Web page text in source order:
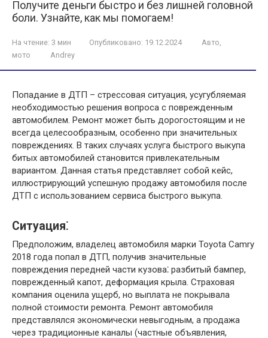
Получите деньги быстро и без лишней головной
боли. Узнайте, как мы помогаем!
На чтение: 3 мин Опубликовано: 19.12.2024
Авто,
мото
Andrey
Попадание в ДТП – стрессовая ситуация, усугубляемая
необходимостью решения вопроса с поврежденным
автомобилем. Ремонт может быть дорогостоящим и не
всегда целесообразным, особенно при значительных
повреждениях. В таких случаях услуга быстрого выкупа
битых автомобилей становится привлекательным
вариантом. Данная статья представляет собой кейс,
иллюстрирующий успешную продажу автомобиля после
ДТП с использованием сервиса быстрого выкупа.
Ситуация⁚
Предположим, владелец автомобиля марки Toyota Camry
2018 года попал в ДТП, получив значительные
повреждения передней части кузова⁚ разбитый бампер,
поврежденный капот, деформация крыла. Страховая
компания оценила ущерб, но выплата не покрывала
полной стоимости ремонта. Ремонт автомобиля
представлялся экономически невыгодным, а продажа
через традиционные каналы (частные объявления,